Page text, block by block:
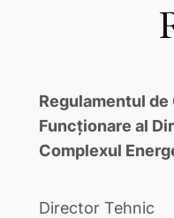
Regulamentul de
Funcționare al
Complexul
Director Tehnic